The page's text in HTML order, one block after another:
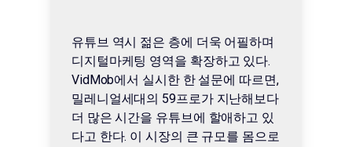
유튜브 역시 젊은 층에 더욱 어필하며
디지털마케팅 영역을 확장하고 있다.
VidMob에서 실시한 한 설문에 따르면,
밀레니얼세대의 59프로가 지난해보다
더 많은 시간을 유튜브에 할애하고 있
다고 한다. 이 시장의 큰 규모를 몸으로